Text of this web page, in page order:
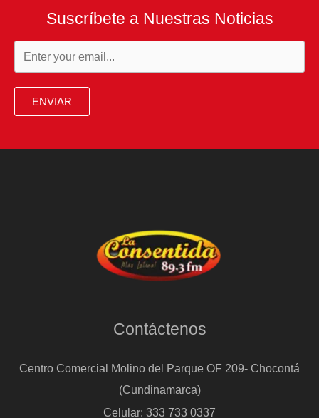
Suscríbete a Nuestras Noticias
ENVIAR
Contáctenos
Centro Comercial Molino del Parque OF 209- Chocontá
(Cundinamarca)
Celular: 333 733 0337